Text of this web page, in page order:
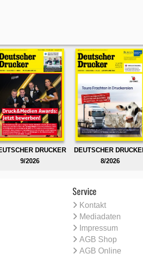
DRUCKER
9/2026
DEUTSCHER
8/2026
Service
Kontakt
Mediadaten
Impressum
AGB Shop
AGB Online